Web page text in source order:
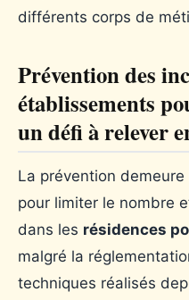
différents corps de
Prévention des
établissements
un défi à relever
La prévention
pour limiter le nombre
dans les résidences
malgré la
techniques réalisés